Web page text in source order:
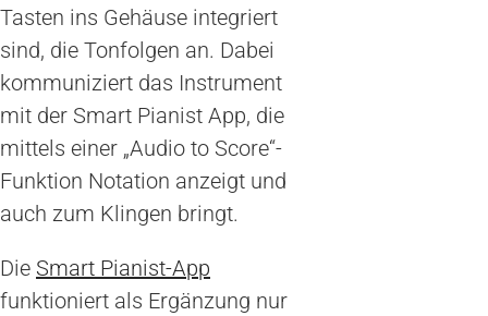
Tasten ins Gehäuse integriert
sind, die Tonfolgen an. Dabei
kommuniziert das Instrument
mit der Smart Pianist App, die
mittels einer „Audio to Score“-
Funktion Notation anzeigt und
auch zum Klingen bringt.
Die Smart Pianist-App
funktioniert als Ergänzung nur